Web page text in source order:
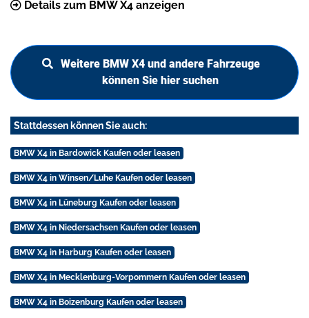
Details zum BMW X4 anzeigen
Weitere BMW X4 und andere Fahrzeuge
können Sie hier suchen
Stattdessen können Sie auch:
BMW X4 in Bardowick Kaufen oder leasen
BMW X4 in Winsen/Luhe Kaufen oder leasen
BMW X4 in Lüneburg Kaufen oder leasen
BMW X4 in Niedersachsen Kaufen oder leasen
BMW X4 in Harburg Kaufen oder leasen
BMW X4 in Mecklenburg-Vorpommern Kaufen oder leasen
BMW X4 in Boizenburg Kaufen oder leasen